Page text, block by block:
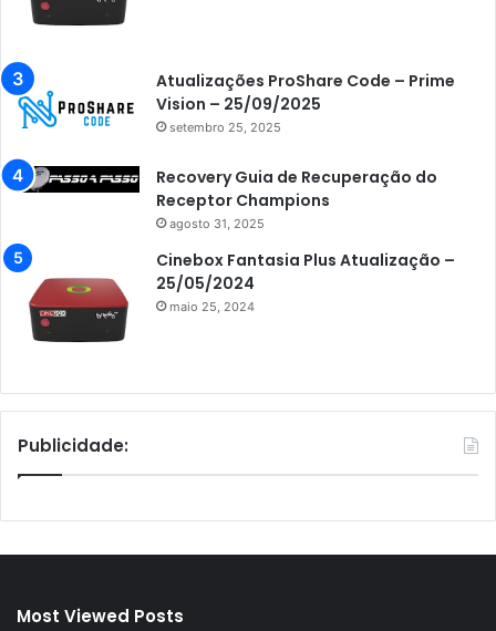
Atualizações ProShare Code – Prime
Vision – 25/09/2025
setembro 25, 2025
Recovery Guia de Recuperação do
Receptor Champions
agosto 31, 2025
Cinebox Fantasia Plus Atualização –
25/05/2024
maio 25, 2024
Publicidade:
Most Viewed Posts